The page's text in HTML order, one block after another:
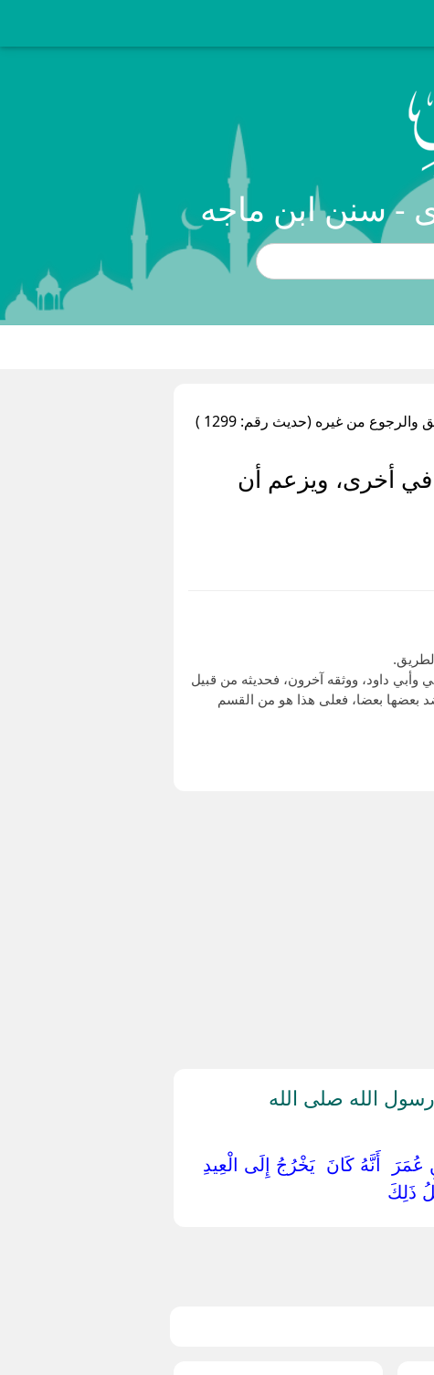
- سنن ابن ماجه
من غيره (حديث رقم: 1299 )
في أخرى، ويزعم أن
عند ابن معين والنسائي وأبي داود، ووثقه آخرون، فحديثه من قبيل
بعضها بعضا، فعلى هذا هو من القسم
الله صلى الله
عُمَرَ ‏ ‏أَنَّهُ كَانَ ‏ ‏يَخْرُجُ إِلَى الْعِيدِ
ذَلِكَ